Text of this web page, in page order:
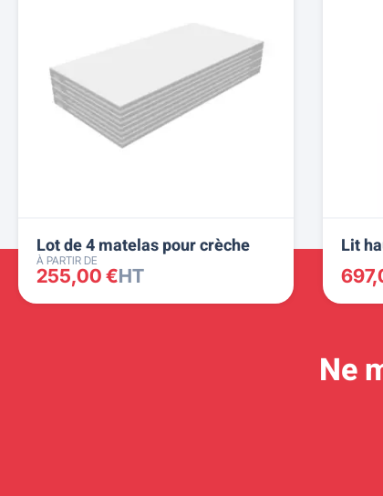
Lot de 4 matelas pour crèche
À PARTIR DE
255,00 €HT
Lit
Ne